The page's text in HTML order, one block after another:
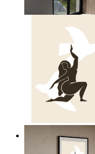
14,95 €
Nordic Freedom Poster